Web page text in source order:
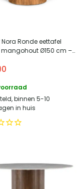
Nora Ronde eettafel
mangohout Ø150 cm –
binnen 5-10
in huis